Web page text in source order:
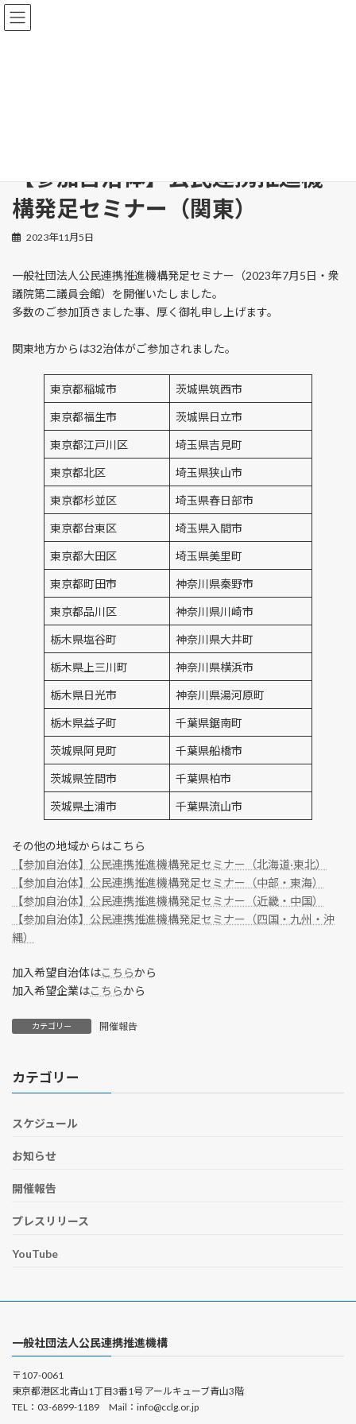
コ
ン
ナ
ビ
【参加自治体】公民連携推進機
構発足セミナー（関東）
2023年11月5日
一般社団法人公民連携推進機構発足セミナー（2023年7月5日・衆
議院第二議員会館）を開催いたしました。
多数のご参加頂きました事、厚く御礼申し上げます。
関東地方からは32治体がご参加されました。
東京都稲城市 茨城県筑西市
東京都福生市 茨城県日立市
東京都江戸川区 埼玉県吉見町
東京都北区 埼玉県狭山市
東京都杉並区 埼玉県春日部市
東京都台東区 埼玉県入間市
東京都大田区 埼玉県美里町
東京都町田市 神奈川県秦野市
東京都品川区 神奈川県川崎市
栃木県塩谷町 神奈川県大井町
栃木県上三川町 神奈川県横浜市
栃木県日光市 神奈川県湯河原町
栃木県益子町 千葉県鋸南町
茨城県阿見町 千葉県船橋市
茨城県笠間市 千葉県柏市
茨城県土浦市 千葉県流山市
その他の地域からはこちら
【参加自治体】公民連携推進機構発足セミナー（北海道·東北）
【参加自治体】公民連携推進機構発足セミナー（中部・東海）
【参加自治体】公民連携推進機構発足セミナー（近畿・中国）
【参加自治体】公民連携推進機構発足セミナー（四国・九州・沖
縄）
加入希望自治体はこちらから
加入希望企業はこちらから
カテゴリー 開催報告
カテゴリー
スケジュール
お知らせ
開催報告
プレスリリース
YouTube
一般社団法人公民連携推進機構
〒107-0061
東京都港区北青山1丁目3番1号 アールキューブ青山3階
TEL：03-6899-1189 Mail：info@cclg.or.jp